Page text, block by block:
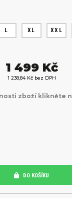
L XL XXL
1 499 Kč
1 238,84 Kč bez DPH
zboží klikněte
DO KOŠÍKU